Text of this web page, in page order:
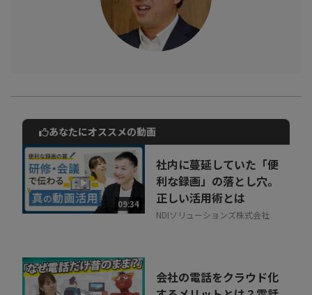
株式会社ラクーンフィナンシャル Paid推進部 副部長の鈴木成禎 氏
に、具体的に伺いました。
動画でご紹介しているサービスについて
お気軽にご相談・ご質問いただけます！
30秒でお申し込み可能
相談を希望する 無料
あなたにオススメの動画
09:34
社内に蔓延していた「便
利な録画」の落とし穴。
正しい活用術とは
NDIソリューションズ株式会社
会社の電話をクラウド化